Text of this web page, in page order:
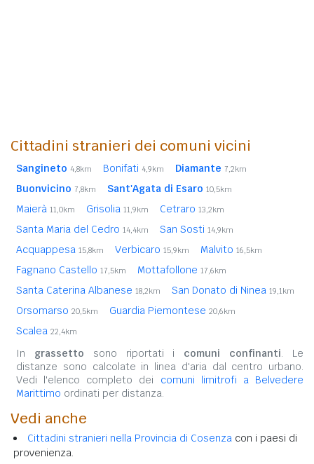
Cittadini stranieri dei comuni vicini
Sangineto 4,8km Bonifati 4,9km Diamante 7,2km
Buonvicino 7,8km Sant'Agata di Esaro 10,5km
Maierà 11,0km Grisolia 11,9km Cetraro 13,2km
Santa Maria del Cedro 14,4km San Sosti 14,9km
Acquappesa 15,8km Verbicaro 15,9km Malvito 16,5km
Fagnano Castello 17,5km Mottafollone 17,6km
Santa Caterina Albanese 18,2km San Donato di Ninea 19,1km
Orsomarso 20,5km Guardia Piemontese 20,6km
Scalea 22,4km
In grassetto sono riportati i comuni confinanti. Le
distanze sono calcolate in linea d'aria dal centro urbano.
Vedi l'elenco completo dei comuni limitrofi a Belvedere
Marittimo ordinati per distanza.
Vedi anche
Cittadini stranieri nella Provincia di Cosenza con i paesi di
provenienza.